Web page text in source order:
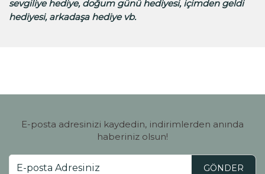
sevgiliye hediye, doğum günü hediyesi, içimden geldi
hediyesi, arkadaşa hediye vb.
E-posta adresinizi kaydedin, indirimlerden anında
haberiniz olsun!
GÖNDER